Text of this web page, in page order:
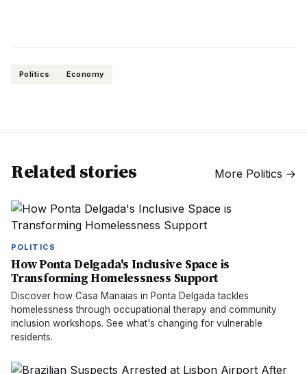
Politics Economy
Related stories More Politics →
POLITICS
How Ponta Delgada's Inclusive Space is
Transforming Homelessness Support
Discover how Casa Manaias in Ponta Delgada tackles
homelessness through occupational therapy and community
inclusion workshops. See what's changing for vulnerable
residents.